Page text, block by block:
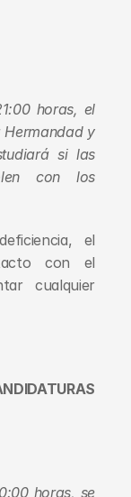
horas, el
Hermandad y
si las
con los
el
con el
cualquier
horas, se